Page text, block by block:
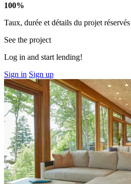
100%
Taux, durée et détails du projet
See the project
Log in and start lending!
Sign in Sign up